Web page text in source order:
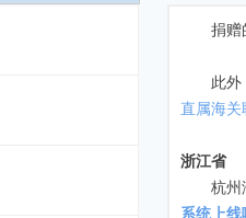
捐赠的
此外，
直属海关
浙江省
杭州海
系统上线